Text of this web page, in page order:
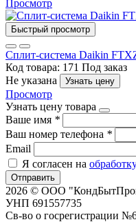
Просмотр
Быстрый просмотр
Сплит-система Daikin
Код товара: 171 Под заказ
Не указана
Узнать цену
Просмотр
Узнать цену товара
Ваше имя *
Ваш номер телефона *
Email
Я согласен на
Отправить
2026 © ООО
УНП 691557735
Св-во о госрегистрации